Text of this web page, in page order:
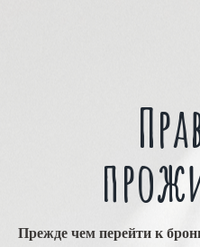
Прежде чем перейти к